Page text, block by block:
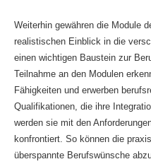
Weiterhin gewähren die Module
realistischen Einblick in die
einen wichtigen Baustein zur
Teilnahme an den Modulen
Fähigkeiten und erwerben
Qualifikationen, die ihre
werden sie mit den
konfrontiert. So können die
überspannte Berufswünsche